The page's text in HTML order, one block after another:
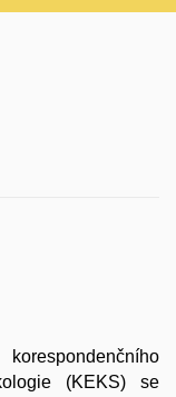
(KEKS) se